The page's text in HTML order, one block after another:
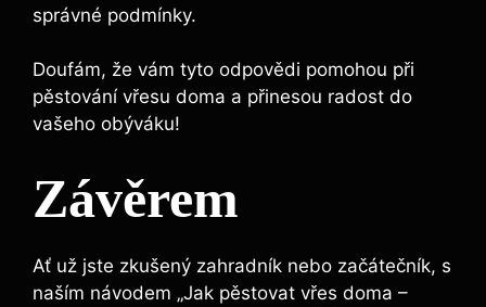
správné podmínky.
Doufám, že vám tyto odpovědi pomohou při
pěstování vřesu doma a přinesou radost do
vašeho obýváku!
Závěrem
Ať už jste zkušený zahradník nebo začátečník, s
naším návodem „Jak pěstovat vřes doma –